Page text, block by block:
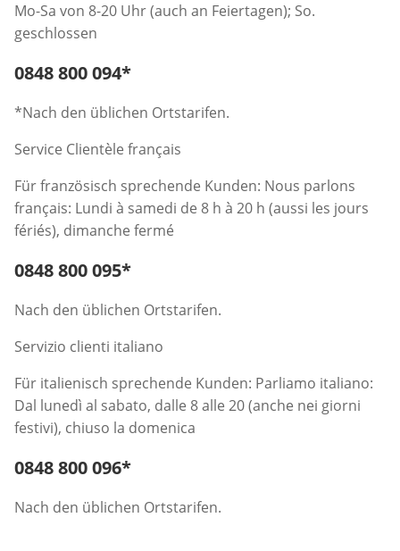
Mo-Sa von 8-20 Uhr (auch an Feiertagen); So.
geschlossen
Telefonnummer:
0848 800 094*
*Nach den üblichen Ortstarifen.
Service Clientèle français
Für französisch sprechende Kunden: Nous parlons
français: Lundi à samedi de 8 h à 20 h (aussi les jours
fériés), dimanche fermé
Telefonnummer:
0848 800 095*
Nach den üblichen Ortstarifen.
Servizio clienti italiano
Für italienisch sprechende Kunden: Parliamo italiano:
Dal lunedì al sabato, dalle 8 alle 20 (anche nei giorni
festivi), chiuso la domenica
Telefonnummer:
0848 800 096*
Nach den üblichen Ortstarifen.